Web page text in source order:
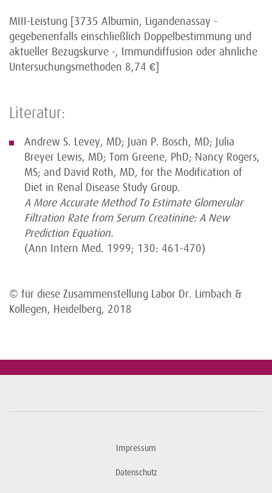
MIII-Leistung [3735 Albumin, Ligandenassay -
gegebenenfalls einschließlich Doppelbestimmung und
aktueller Bezugskurve -, Immundiffusion oder ähnliche
Untersuchungsmethoden 8,74 €]
Literatur:
Andrew S. Levey, MD; Juan P. Bosch, MD; Julia
Breyer Lewis, MD; Tom Greene, PhD; Nancy Rogers,
MS; and David Roth, MD, for the Modification of
Diet in Renal Disease Study Group.
A More Accurate Method To Estimate Glomerular
Filtration Rate from Serum Creatinine: A New
Prediction Equation.
(Ann Intern Med. 1999; 130: 461-470)
© für diese Zusammenstellung Labor Dr. Limbach &
Kollegen, Heidelberg, 2018
Impressum
Datenschutz